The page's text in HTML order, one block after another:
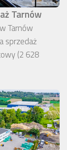
Tarnów
Tarnów
sprzedaż
(2 628